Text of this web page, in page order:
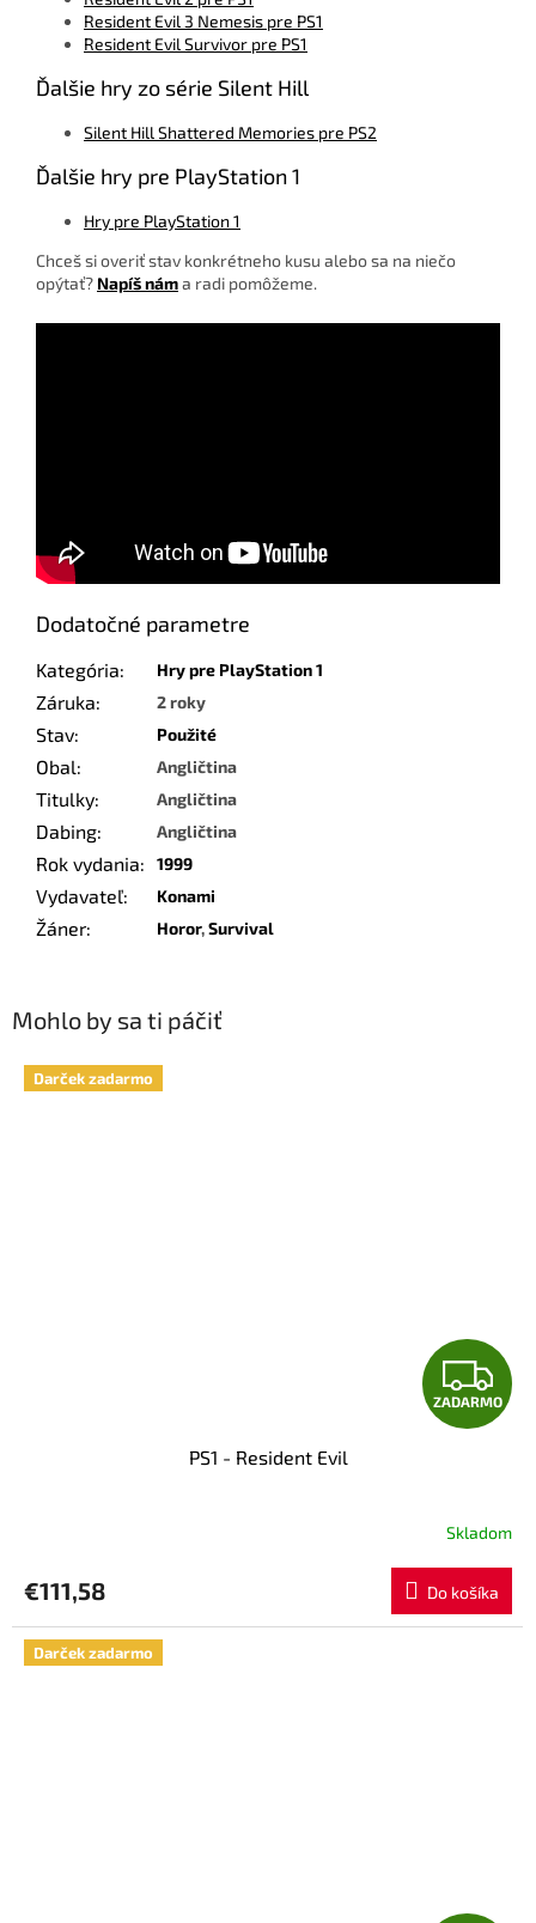
Mohlo by sa ti páčiť
Darček zadarmo
Z
A
A
R
M
ZADARMO
PS1 - Resident Evil
Skladom
€111,58 Do košíka
Darček zadarmo
Resident Evil 3 Nemesis pre PS1
Resident Evil Survivor pre PS1
Ďalšie hry zo série Silent Hill
Silent Hill Shattered Memories pre PS2
Ďalšie hry pre PlayStation 1
Hry pre PlayStation 1
Chceš si overiť stav konkrétneho kusu alebo sa na niečo
opýtať? Napíš náma radi pomôžeme.
Dodatočné parametre
Kategória: Hry pre PlayStation 1
Záruka: 2 roky
Stav: Použité
Obal: Angličtina
Titulky: Angličtina
Dabing: Angličtina
Rok vydania: 1999
Vydavateľ: Konami
Žáner: Horor,Survival